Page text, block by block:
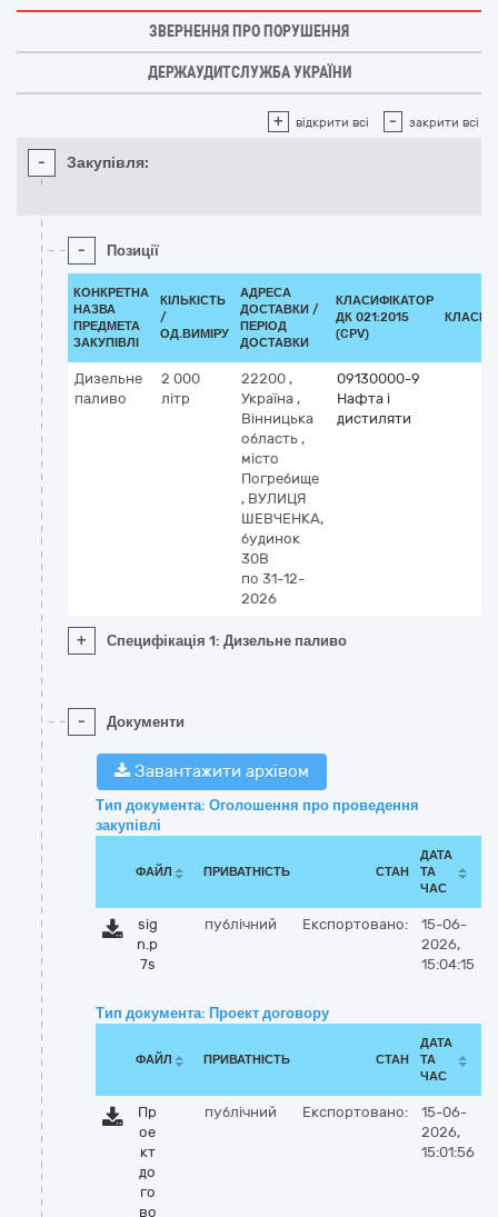
ЗВЕРНЕННЯ ПРО ПОРУШЕННЯ
ДЕРЖАУДИТСЛУЖБА УКРАЇНИ
+ відкрити всі - закрити всі
- Закупівля:
- Позиції
КОНКРЕТНА
НАЗВА
ПРЕДМЕТА
ЗАКУПІВЛІ
КІЛЬКІСТЬ
/
ОД.ВИМІРУ
АДРЕСА
ДОСТАВКИ /
ПЕРІОД
ДОСТАВКИ
КЛАСИФІКАТОР
ДК 021:2015
(CPV)
Дизельне
паливо
2 000
літр
22200 ,
Україна ,
Вінницька
область ,
місто
Погребище
, ВУЛИЦЯ
ШЕВЧЕНКА,
будинок
30В
по 31-12-
2026
09130000-9
Нафта і
дистиляти
+ Специфікація 1: Дизельне паливо
- Документи
Завантажити архівом
Тип документа: Оголошення про проведення
закупівлі
ФАЙЛ ПРИВАТНІСТЬ СТАН
ДАТА
ТА
ЧАС
sig
n.p
7s
публічний Експортовано:
15-06-
2026,
15:04:15
Тип документа: Проект договору
ФАЙЛ ПРИВАТНІСТЬ СТАН
ДАТА
ТА
ЧАС
Пр
ое
кт
до
го
во
публічний Експортовано:
15-06-
2026,
15:01:56